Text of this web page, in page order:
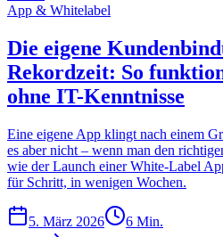
App & Whitelabel
Die eigene
Rekordzeit: So
ohne IT-Kenntnisse
Eine eigene App klingt nach einem
es aber nicht – wenn man den
wie der Launch einer White-Label
für Schritt, in wenigen Wochen.
5. März 2026 6 Min.